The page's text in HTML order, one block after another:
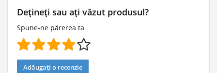
Dețineți sau ați văzut produsul?
Spune-ne părerea ta
Adăugați o recenzie